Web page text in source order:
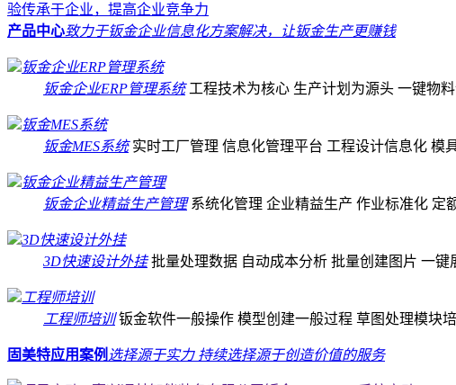
验传承于企业，提高企业竞争力
产品中心致力于钣金企业信息化方案解决，让钣金生产更赚钱
钣金企业ERP管理系统
钣金企业ERP管理系统 工程技术为核心 生产计划为源头 一键物
钣金MES系统
钣金MES系统 实时工厂管理 信息化管理平台 工程设计信息化 模
钣金企业精益生产管理
钣金企业精益生产管理 系统化管理 企业精益生产 作业标准化 定
3D快速设计外挂
3D快速设计外挂 批量处理数据 自动成本分析 批量创建图片 一键
工程师培训
工程师培训 钣金软件一般操作 模型创建一般过程 草图处理模块培
固美特应用案例 选择源于实力 持续选择源于创造价值的服务